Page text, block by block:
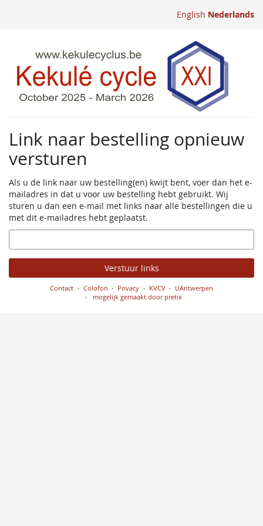
English Nederlands
Link naar bestelling opnieuw
versturen
Als u de link naar uw bestelling(en) kwijt bent, voer dan het e-
mailadres in dat u voor uw bestelling hebt gebruikt. Wij
sturen u dan een e-mail met links naar alle bestellingen die u
met dit e-mailadres hebt geplaatst.
E-
mail
Verstuur links
Contact Colofon Privacy KVCV
UAntwerpen
mogelijk gemaakt door pretix